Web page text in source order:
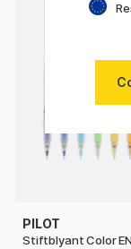
PILOT
Stiftblyant Color